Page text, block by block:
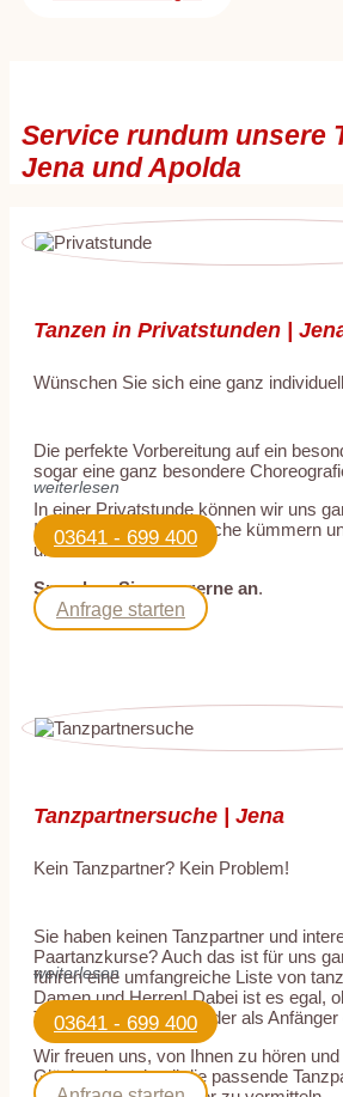
Service rundum unsere
Jena und Apolda
Tanzen in Privatstunden |
Wünschen Sie sich eine ganz
Die perfekte Vorbereitung auf ein
sogar eine ganz besondere
In einer Privatstunde können wir uns
Ihre individuellen Wünsche kümmern
umsetzen.
Sprechen Sie uns gerne an.
weiterlesen
03641 - 699 400
Anfrage starten
Tanzpartnersuche | Jena
Kein Tanzpartner? Kein Problem!
Sie haben keinen Tanzpartner und
Paartanzkurse? Auch das ist für uns
führen eine umfangreiche Liste von
Damen und Herren! Dabei ist es egal,
Tanzerfahrung haben oder als
Wir freuen uns, von Ihnen zu hören
Glück sehr schnell die passende
weiterlesen
03641 - 699 400